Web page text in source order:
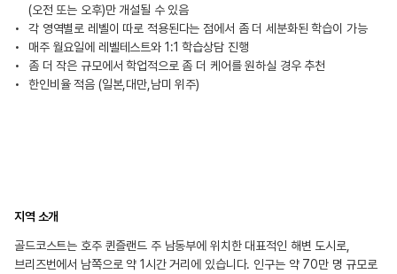
(오전 또는 오후)만 개설될 수 있음
각 영역별로 레벨이 따로 적용된다는 점에서 좀 더 세분화된 학습이 가능
매주 월요일에 레벨테스트와 1:1 학습상담 진행
좀 더 작은 규모에서 학업적으로 좀 더 케어를 원하실 경우 추천
한인비율 적음 (일본,대만,남미 위주)
지역 소개
골드코스트는 호주 퀸즐랜드 주 남동부에 위치한 대표적인 해변 도시로,
브리즈번에서 남쪽으로 약 1시간 거리에 있습니다. 인구는 약 70만 명 규모로